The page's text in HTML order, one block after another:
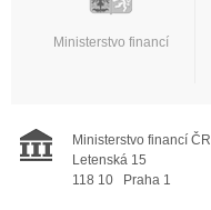
Ministerstvo financí
Ministerstvo financí ČR
Letenská 15
118 10
Praha 1